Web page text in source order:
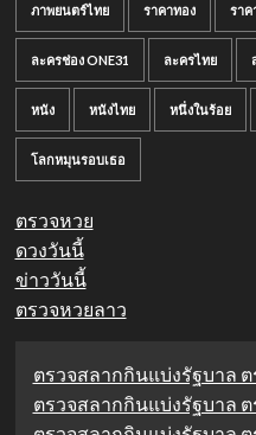
ภาพยนตร์ไทย ราคาทอง ราค
ละครช่อง ONE31 ละครไทย
หนัง หนังไทย หนึ่งในร้อย
โลกหมุนรอบเธอ
ตรวจหวย
ดวงวันนี้
ข่าววันนี้
ตรวจหวยลาว
ตรวจสลากกินแบ่งรัฐบาล
ตรวจสลากกินแบ่งรัฐบาล